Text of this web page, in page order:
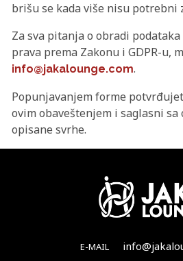
brišu se kada više nisu potrebni
Za sva pitanja o obradi
prava prema Zakonu i GDPR-u,
info@jakalounge.com.
Popunjavanjem forme
ovim obaveštenjem i saglasni sa
opisane svrhe.
E-MAIL